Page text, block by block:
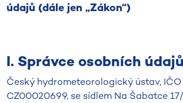
údajů (dále jen „Zákon“)
I. Správce osobních údajů
Český hydrometeorologický ústav,
CZ00020699, se sídlem Na Šabatce